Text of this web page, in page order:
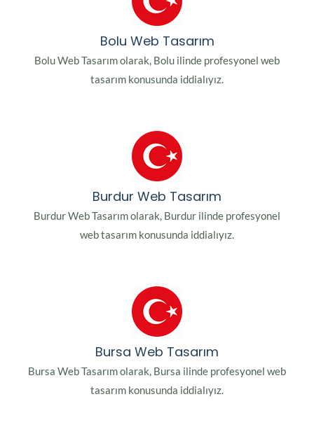
Bolu Web Tasarım
Bolu Web Tasarım olarak, Bolu ilinde profesyonel web
tasarım konusunda iddialıyız.
Burdur Web Tasarım
Burdur Web Tasarım olarak, Burdur ilinde profesyonel
web tasarım konusunda iddialıyız.
Bursa Web Tasarım
Bursa Web Tasarım olarak, Bursa ilinde profesyonel web
tasarım konusunda iddialıyız.